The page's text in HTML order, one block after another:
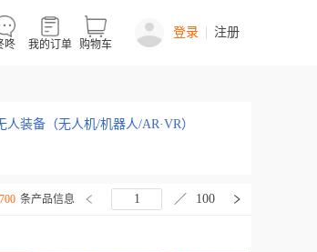
咚 我的订单 购物车
登录 注册
人装备（无人机/机器人/AR·VR）
条产品信息 ／ 100